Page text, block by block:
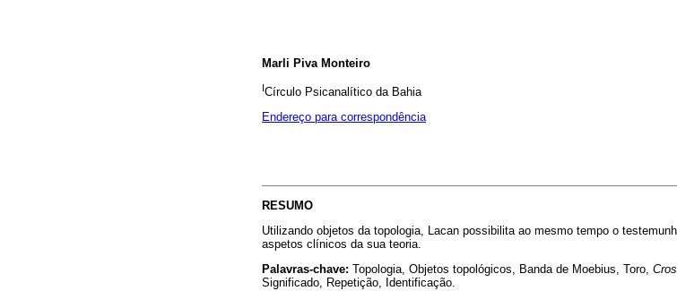
Marli Piva Monteiro
ICírculo Psicanalítico da Bahia
Endereço para correspondência
RESUMO
Utilizando objetos da topologia, Lacan possibilita ao mesmo tempo o
aspetos clínicos da sua teoria.
Palavras-chave: Topologia, Objetos topológicos, Banda de Moebius, Toro,
Significado, Repetição, Identificação.